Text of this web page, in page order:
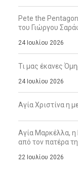
Pete the
του Γιώργου
24 Ιουλίου 2026
Τι μας έκανες
24 Ιουλίου 2026
Αγία Χριστίνα η
Αγία Μαρκέλλα, η
από τον πατέρα
22 Ιουλίου 2026